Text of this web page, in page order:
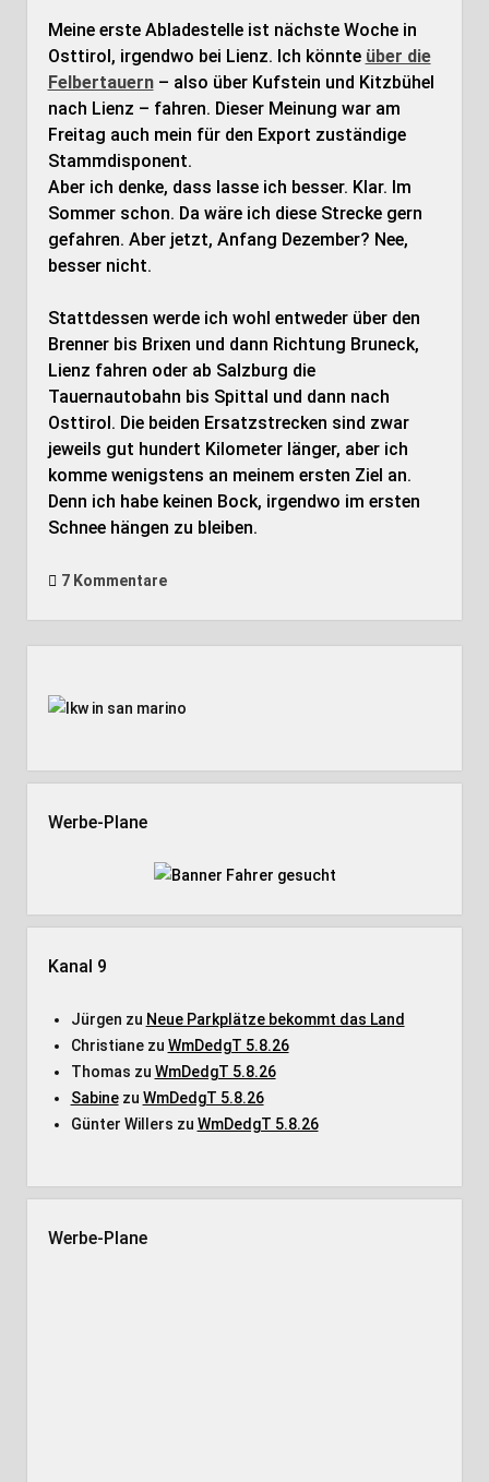
Meine erste Abladestelle ist nächste Woche in
Osttirol, irgendwo bei Lienz. Ich könnte über die
Felbertauern– also über Kufstein und Kitzbühel
nach Lienz – fahren. Dieser Meinung war am
Freitag auch mein für den Export zuständige
Stammdisponent.
Aber ich denke, dass lasse ich besser. Klar. Im
Sommer schon. Da wäre ich diese Strecke gern
gefahren. Aber jetzt, Anfang Dezember? Nee,
besser nicht.
Stattdessen werde ich wohl entweder über den
Brenner bis Brixen und dann Richtung Bruneck,
Lienz fahren oder ab Salzburg die
Tauernautobahn bis Spittal und dann nach
Osttirol. Die beiden Ersatzstrecken sind zwar
jeweils gut hundert Kilometer länger, aber ich
komme wenigstens an meinem ersten Ziel an.
Denn ich habe keinen Bock, irgendwo im ersten
Schnee hängen zu bleiben.
7 Kommentare
Werbe-Plane
Kanal 9
Jürgen zu Neue Parkplätze bekommt das Land
Christianezu WmDedgT 5.8.26
Thomas zu WmDedgT 5.8.26
Sabinezu WmDedgT 5.8.26
Günter Willers zu WmDedgT 5.8.26
Werbe-Plane